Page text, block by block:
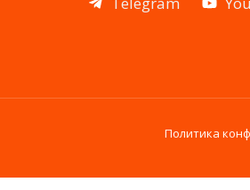
Политика